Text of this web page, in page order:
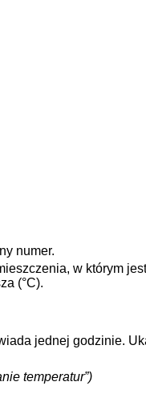
numer.
w którym
(°C).
jednej godzinie.
temperatur”)